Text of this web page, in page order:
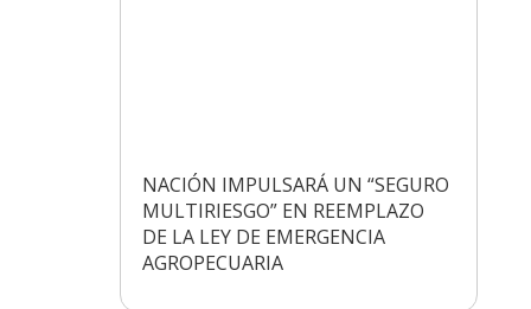
NACIÓN IMPULSARÁ UN “SEGURO
MULTIRIESGO” EN REEMPLAZO
DE LA LEY DE EMERGENCIA
AGROPECUARIA